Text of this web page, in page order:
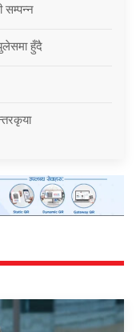
सम्पन्न
हुँदै